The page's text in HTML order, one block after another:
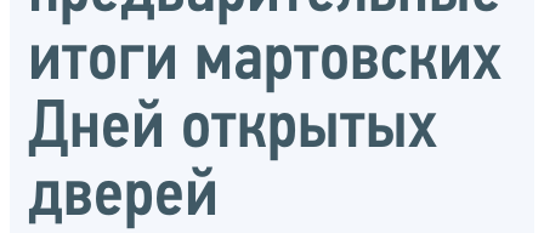
итоги мартовских
Дней открытых
дверей